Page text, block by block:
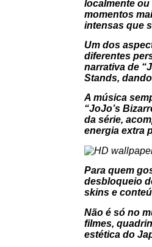
localmente
momentos
intensas que
Um dos
diferentes
narrativa de
Stands,
A música
“JoJo’s
da série,
energia extra
Para quem
desbloqueio
skins e
Não é só no
filmes,
estética do